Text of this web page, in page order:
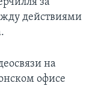
за
действиями
на
офисе